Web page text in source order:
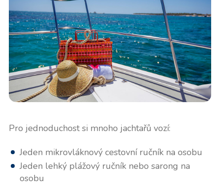
Pro jednoduchost si mnoho jachtařů vozí:
Jeden mikrovláknový cestovní ručník na osobu
Jeden lehký plážový ručník nebo sarong na
osobu